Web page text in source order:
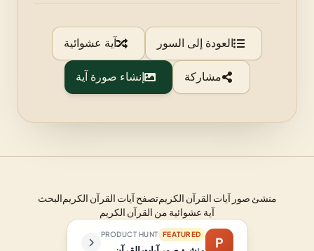
العودة إلى السور آية عشوائية
مشاركة إنشاء صورة آية
منشئ صور آيات القرآن الكريمتصفح آيات القرآن الكريمالبحث
آية عشوائية من القرآن الكريم
P
FEATURED
PRODUCT HUNT